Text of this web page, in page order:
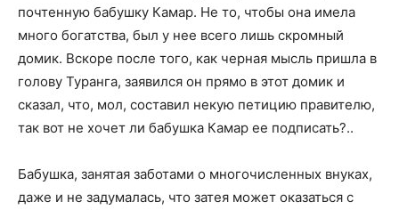
почтенную бабушку Камар. Не то, чтобы она имела
много богатства, был у нее всего лишь скромный
домик. Вскоре после того, как черная мысль пришла в
голову Туранга, заявился он прямо в этот домик и
сказал, что, мол, составил некую петицию правителю,
так вот не хочет ли бабушка Камар ее подписать?..
Бабушка, занятая заботами о многочисленных внуках,
даже и не задумалась, что затея может оказаться с